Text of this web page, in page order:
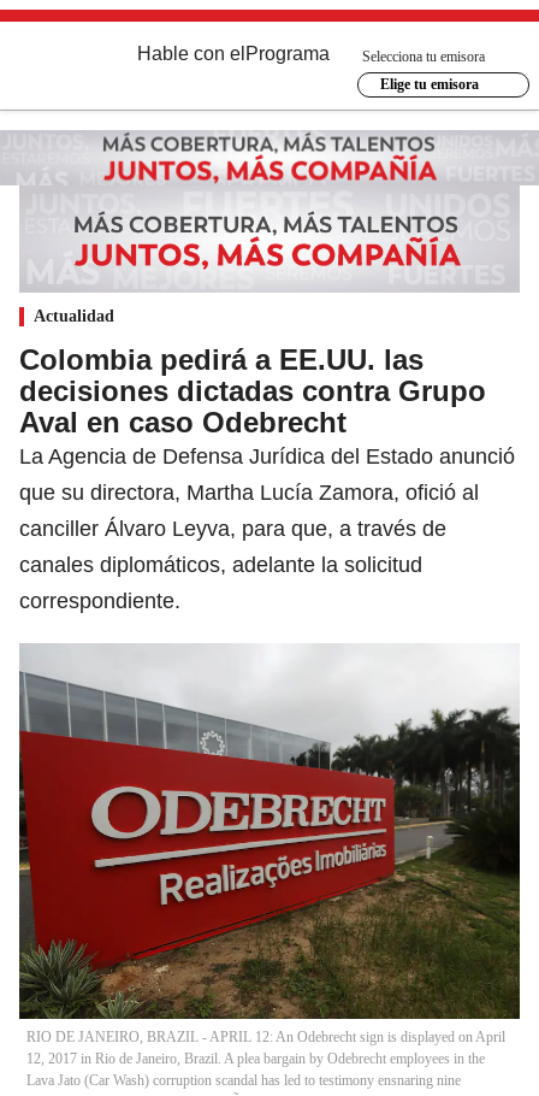
Hable con el Programa
Selecciona tu emisora
Elige tu emisora
Actualidad
Colombia pedirá a EE.UU. las
decisiones dictadas contra Grupo
Aval en caso Odebrecht
La Agencia de Defensa Jurídica del Estado anunció
que su directora, Martha Lucía Zamora, ofició al
canciller Álvaro Leyva, para que, a través de
canales diplomáticos, adelante la solicitud
correspondiente.
RIO DE JANEIRO, BRAZIL - APRIL 12: An Odebrecht sign is displayed on April
12, 2017 in Rio de Janeiro, Brazil. A plea bargain by Odebrecht employees in the
Lava Jato (Car Wash) corruption scandal has led to testimony ensnaring nine